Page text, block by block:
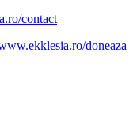
contact
doneaza